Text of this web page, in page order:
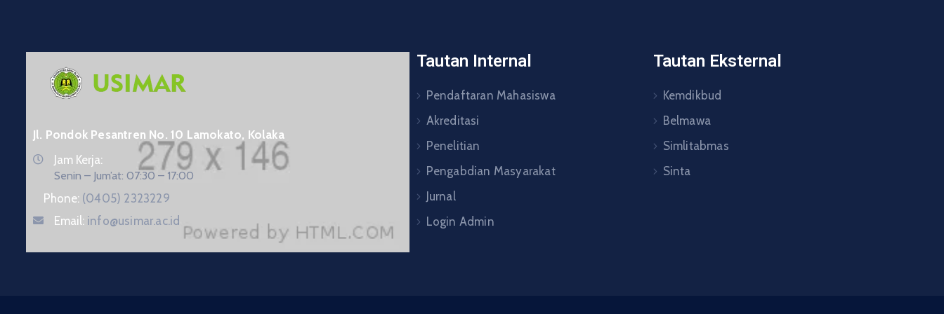
Jl. Pondok Pesantren No. 10 Lamokato, Kolaka
Jam Kerja:
Senin – Jum’at: 07:30 – 17:00
Phone: (0405) 2323229
Email: info@usimar.ac.id
Tautan Internal
Pendaftaran Mahasiswa
Akreditasi
Penelitian
Pengabdian Masyarakat
Jurnal
Login Admin
Tautan Eksternal
Kemdikbud
Belmawa
Simlitabmas
Sinta